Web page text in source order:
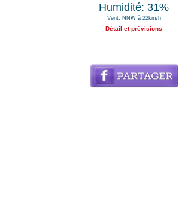
Humidité: 31%
Vent: NNW à 22km/h
Détail et prévisions